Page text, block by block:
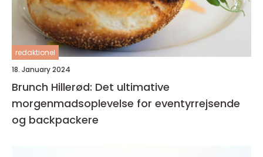
redaktionel
18. January 2024
Brunch Hillerød: Det ultimative
morgenmadsoplevelse for eventyrrejsende
og backpackere